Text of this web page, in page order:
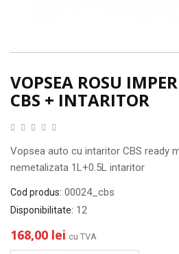
VOPSEA ROSU
CBS + INTARITOR
Vopsea auto cu intaritor CBS ready
nemetalizata 1L+0.5L intaritor
Cod produs: 00024_cbs
Disponibilitate: 12
168,00 lei cu TVA